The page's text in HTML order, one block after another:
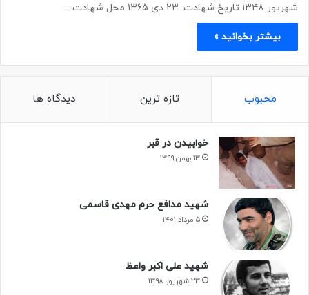
شهریور ۱۳۴۸ تاریخ شهادت: ۲۳ دی ۱۳۶۵ محل شهادت:…
بیشتر بخوانید »
محبوب تازه ترین دیدگاه ها
خوابیدن در قبر
۱۳ بهمن ۱۳۹۹
شهید مدافع حرم مهدی قاسمی
۵ مرداد ۱۴۰۱
شهید علی اکبر واعظ
۲۳ شهریور ۱۳۹۸